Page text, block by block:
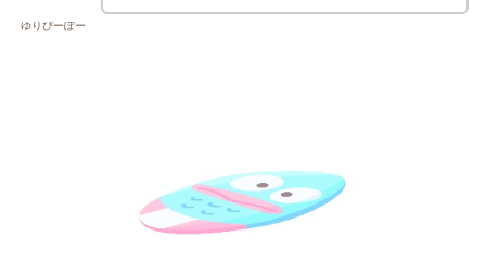
ゆりぴーぽー